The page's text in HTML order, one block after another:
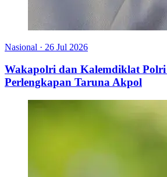
Nasional · 26 Jul 2026
Wakapolri dan Kalemdiklat
Perlengkapan Taruna Akpol